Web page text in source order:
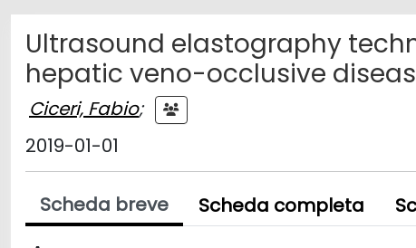
Ultrasound elastography
hepatic veno-occlusive
Ciceri, Fabio;
2019-01-01
Scheda breve Scheda completa